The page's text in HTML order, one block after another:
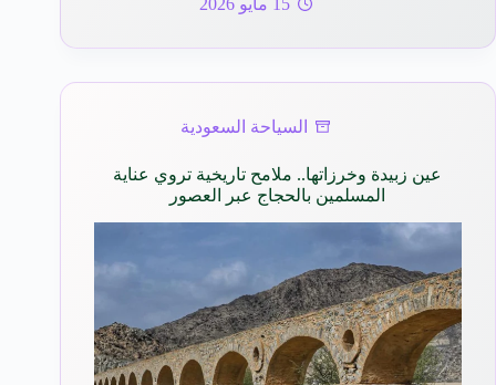
15 مايو 2026
السياحة السعودية
عين زبيدة وخرزاتها.. ملامح تاريخية تروي عناية
المسلمين بالحجاج عبر العصور